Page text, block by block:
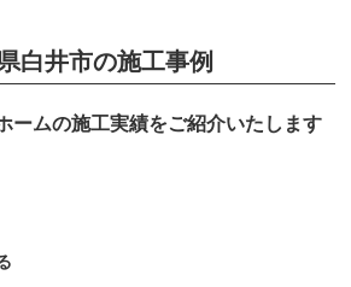
白井市の施工事例
ームの施工実績をご紹介いたします